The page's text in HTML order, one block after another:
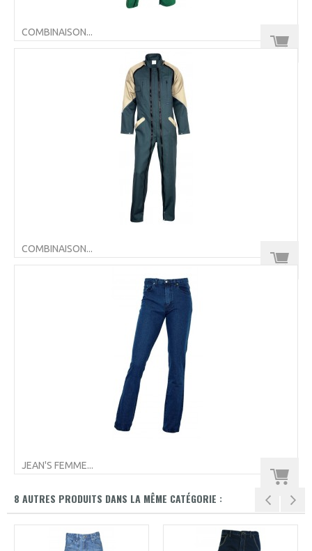
COMBINAISON...
COMBINAISON...
JEAN'S FEMME...
8 AUTRES PRODUITS DANS LA MÊME CATÉGORIE :